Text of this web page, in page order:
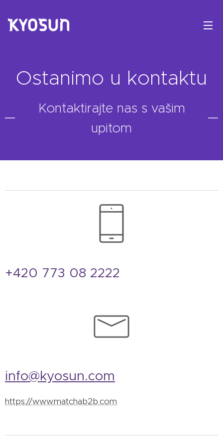
Ostanimo u kontaktu
Kontaktirajte nas s vašim
upitom
+420 773 08 2222
info@kyosun.com
https://www.matchab2b.com